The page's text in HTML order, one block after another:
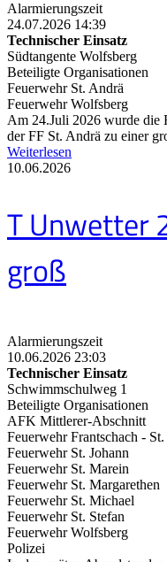
Alarmierungszeit
24.07.2026 14:39
Technischer Einsatz
Südtangente Wolfsberg
Beteiligte Organisationen
Feuerwehr St. Andrä
Feuerwehr Wolfsberg
Am 24.Juli 2026 wurde die
der FF St. Andrä zu einer
Weiterlesen
10.06.2026
T Unwetter
groß
Alarmierungszeit
10.06.2026 23:03
Technischer Einsatz
Schwimmschulweg 1
Beteiligte Organisationen
AFK Mittlerer-Abschnitt
Feuerwehr Frantschach -
Feuerwehr St. Johann
Feuerwehr St. Marein
Feuerwehr St. Margarethen
Feuerwehr St. Michael
Feuerwehr St. Stefan
Feuerwehr Wolfsberg
Polizei